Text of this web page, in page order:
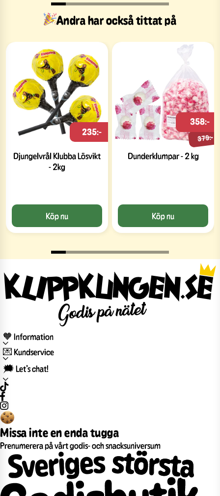
Andra har också tittat på
Djungelvrål Klubba Lösvikt
- 2kg
235:-
Köp nu
Dunderklumpar - 2 kg
379:-
358:-
Köp nu
🧡 Information
💌 Kundservice
🗯️ Let’s chat!
Missa inte en enda tugga
Prenumerera på vårt godis- och snacksuniversum